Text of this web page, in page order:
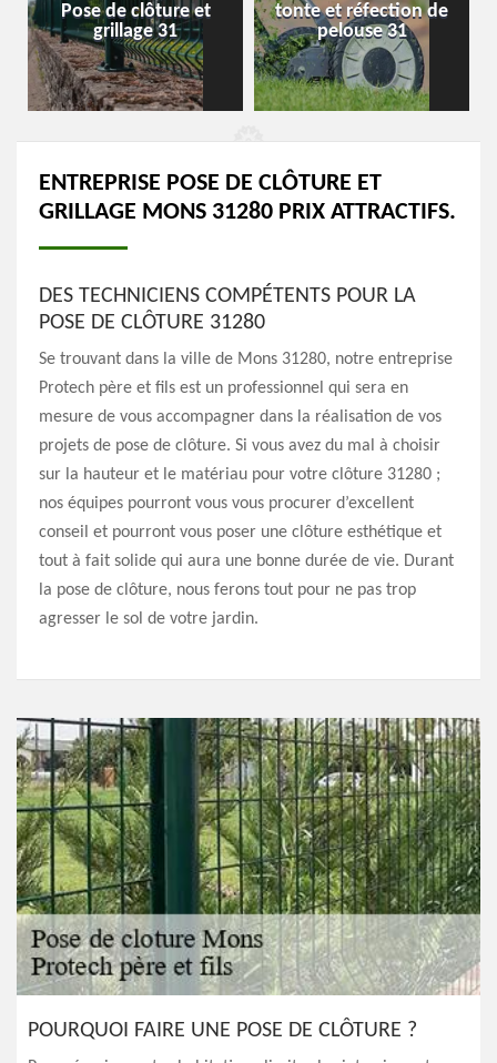
Pose de clôture et
grillage 31
tonte et réfection de
pelouse 31
ENTREPRISE POSE DE CLÔTURE ET
GRILLAGE MONS 31280 PRIX ATTRACTIFS.
DES TECHNICIENS COMPÉTENTS POUR LA
POSE DE CLÔTURE 31280
Se trouvant dans la ville de Mons 31280, notre entreprise
Protech père et fils est un professionnel qui sera en
mesure de vous accompagner dans la réalisation de vos
projets de pose de clôture. Si vous avez du mal à choisir
sur la hauteur et le matériau pour votre clôture 31280 ;
nos équipes pourront vous vous procurer d’excellent
conseil et pourront vous poser une clôture esthétique et
tout à fait solide qui aura une bonne durée de vie. Durant
la pose de clôture, nous ferons tout pour ne pas trop
agresser le sol de votre jardin.
POURQUOI FAIRE UNE POSE DE CLÔTURE ?